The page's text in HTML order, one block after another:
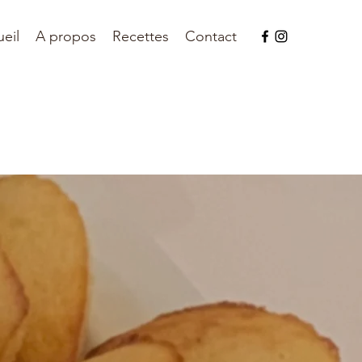
A propos Recettes Contact